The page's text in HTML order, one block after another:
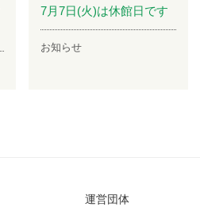
7月7日(火)は休館日です
お知らせ
運営団体